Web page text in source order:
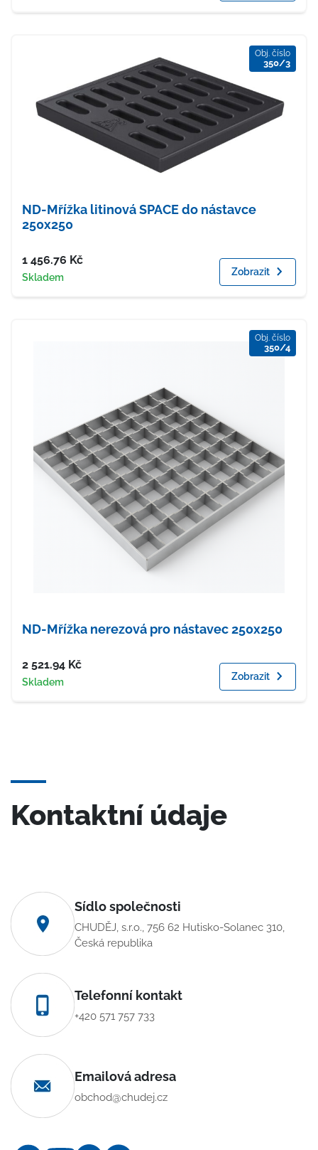
Obj. číslo
350/3
ND-Mřížka litinová SPACE do nástavce
250x250
Cena
1 456.76 Kč
Dostupnost
Skladem Zobrazit
Obj. číslo
350/4
ND-Mřížka nerezová pro nástavec 250x250
Cena
2 521.94 Kč
Dostupnost
Skladem Zobrazit
Kontaktní údaje
Sídlo společnosti
CHUDĚJ, s.r.o., 756 62 Hutisko-Solanec 310,
Česká republika
Telefonní kontakt
+420 571 757 733
Emailová adresa
obchod@chudej.cz